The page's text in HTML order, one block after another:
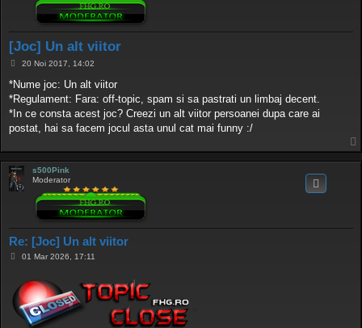
[Joc] Un alt viitor
M
s
j
20 Noi 2017, 14:02
*Nume joc: Un alt viitor
*Regulament: Fara: off-topic, spam si sa pastrati un limbaj decent.
*In ce consta acest joc? Creezi un alt viitor persoanei dupa care ai
postat, hai sa facem jocul asta unul cat mai funny :/
s500Pink
Moderator
Re: [Joc] Un alt viitor
M
a
01 Mar 2026, 17:11